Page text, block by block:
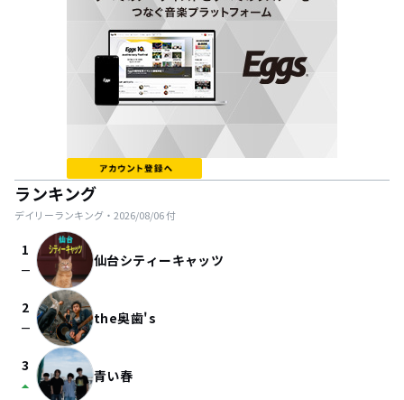
ランキング
デイリーランキング・ 2026/08/06付
1
check_indeterminate_small 仙台シティーキャッツ
2
check_indeterminate_small the奥歯's
3
arrow_drop_up 青い春